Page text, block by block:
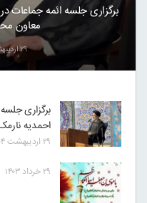
برگزاری جلسه ائمه جماعات
معاون
۲۹ اردیبهشت ۱۴۰۴
برگزاری
احمدیه
۲۹ اردیبهشت ۱۴۰۴
۲۹ خرداد ۱۴۰۳